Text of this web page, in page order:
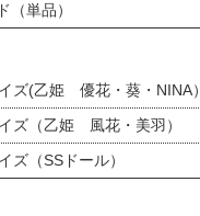
（単品）
ズ(乙姫 優花・葵・NINA）
ズ（乙姫 風花・美羽）
ズ（SSドール）